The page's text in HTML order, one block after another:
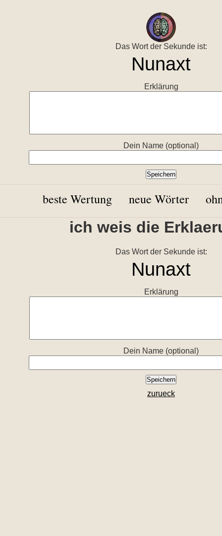
Das Wort der Sekunde ist:
Erklärung
Dein Name (optional)
beste Wertung neue Wörter
ich weis die
Das Wort der Sekunde ist:
Erklärung
Dein Name (optional)
zurueck